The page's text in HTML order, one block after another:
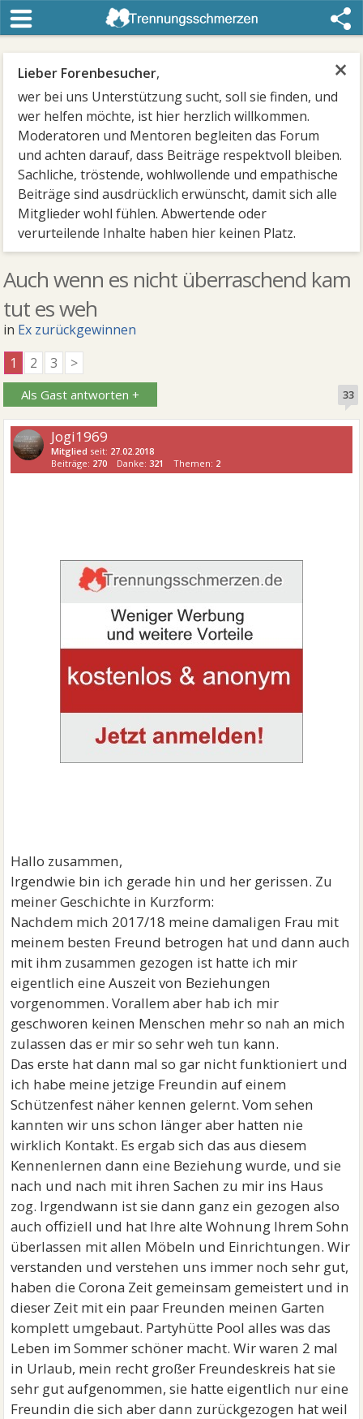
×
Lieber Forenbesucher,
wer bei uns Unterstützung sucht, soll sie finden, und
wer helfen möchte, ist hier herzlich willkommen.
Moderatoren und Mentoren begleiten das Forum
und achten darauf, dass Beiträge respektvoll bleiben.
Sachliche, tröstende, wohlwollende und empathische
Beiträge sind ausdrücklich erwünscht, damit sich alle
Mitglieder wohl fühlen. Abwertende oder
verurteilende Inhalte haben hier keinen Platz.
Auch wenn es nicht überraschend kam
tut es weh
in Ex zurückgewinnen
1
2 3 >
Als Gast antworten + 33
Jogi1969
Mitglied seit: 27.02.2018
Beiträge: 270 Danke:321 Themen: 2
Hallo zusammen,
Irgendwie bin ich gerade hin und her gerissen. Zu
meiner Geschichte in Kurzform:
Nachdem mich 2017/18 meine damaligen Frau mit
meinem besten Freund betrogen hat und dann auch
mit ihm zusammen gezogen ist hatte ich mir
eigentlich eine Auszeit von Beziehungen
vorgenommen. Vorallem aber hab ich mir
geschworen keinen Menschen mehr so nah an mich
zulassen das er mir so sehr weh tun kann.
Das erste hat dann mal so gar nicht funktioniert und
ich habe meine jetzige Freundin auf einem
Schützenfest näher kennen gelernt. Vom sehen
kannten wir uns schon länger aber hatten nie
wirklich Kontakt. Es ergab sich das aus diesem
Kennenlernen dann eine Beziehung wurde, und sie
nach und nach mit ihren Sachen zu mir ins Haus
zog. Irgendwann ist sie dann ganz ein gezogen also
auch offiziell und hat Ihre alte Wohnung Ihrem Sohn
überlassen mit allen Möbeln und Einrichtungen. Wir
verstanden und verstehen uns immer noch sehr gut,
haben die Corona Zeit gemeinsam gemeistert und in
dieser Zeit mit ein paar Freunden meinen Garten
komplett umgebaut. Partyhütte Pool alles was das
Leben im Sommer schöner macht. Wir waren 2 mal
in Urlaub, mein recht großer Freundeskreis hat sie
sehr gut aufgenommen, sie hatte eigentlich nur eine
Freundin die sich aber dann zurückgezogen hat weil